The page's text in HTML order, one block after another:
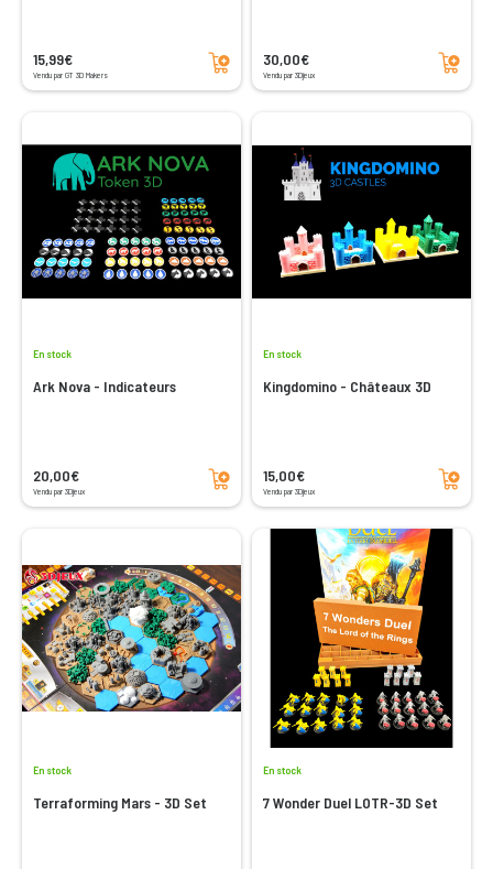
15,99€
Vendu par GT 3D Makers
Ajouter au panier 30,00€
Vendu par 3Djeux
Ajouter au panier
En stock
Ark Nova - Indicateurs
20,00€
Vendu par 3Djeux
Ajouter au panier
En stock
Kingdomino - Châteaux 3D
15,00€
Vendu par 3Djeux
Ajouter au panier
En stock
Terraforming Mars - 3D Set
En stock
7 Wonder Duel LOTR-3D Set